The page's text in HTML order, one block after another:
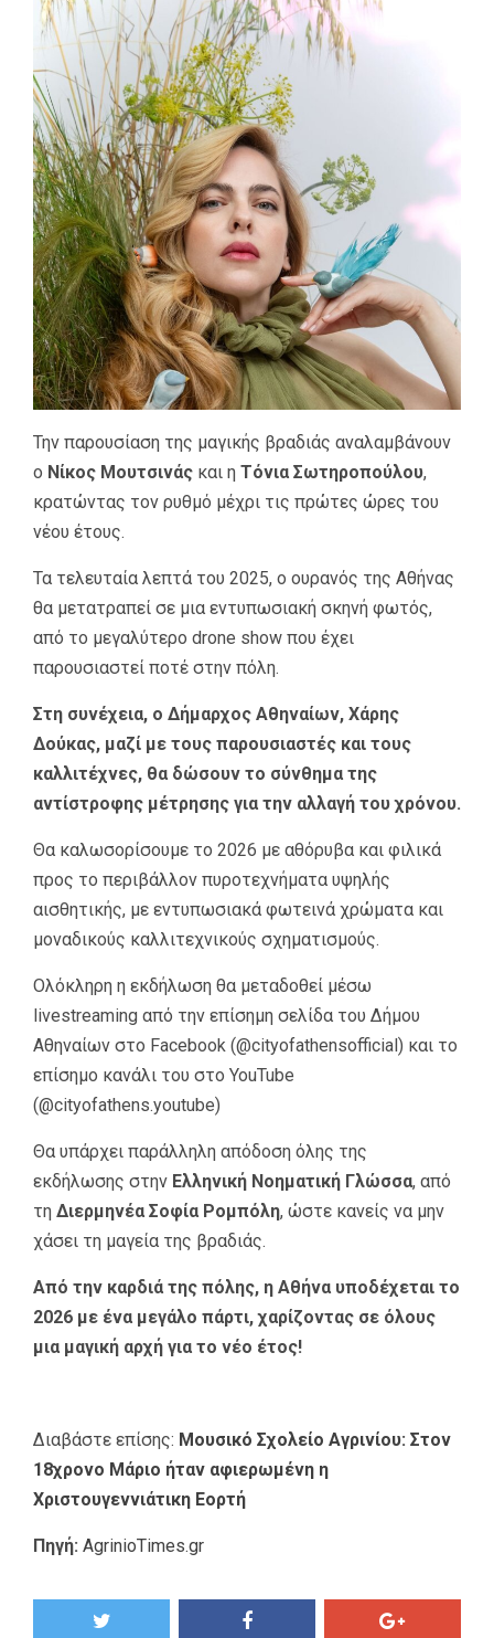
Την παρουσίαση της μαγικής βραδιάς αναλαμβάνουν
ο Νίκος Μουτσινάς και η Τόνια Σωτηροπούλου,
κρατώντας τον ρυθμό μέχρι τις πρώτες ώρες του
νέου έτους.
Τα τελευταία λεπτά του 2025, ο ουρανός της Αθήνας
θα μετατραπεί σε μια εντυπωσιακή σκηνή φωτός,
από το μεγαλύτερο drone show που έχει
παρουσιαστεί ποτέ στην πόλη.
Στη συνέχεια, ο Δήμαρχος Αθηναίων, Χάρης
Δούκας, μαζί με τους παρουσιαστές και τους
καλλιτέχνες, θα δώσουν το σύνθημα της
αντίστροφης μέτρησης για την αλλαγή του χρόνου.
Θα καλωσορίσουμε το 2026 με αθόρυβα και φιλικά
προς το περιβάλλον πυροτεχνήματα υψηλής
αισθητικής, με εντυπωσιακά φωτεινά χρώματα και
μοναδικούς καλλιτεχνικούς σχηματισμούς.
Ολόκληρη η εκδήλωση θα μεταδοθεί μέσω
livestreaming από την επίσημη σελίδα του Δήμου
Αθηναίων στο Facebook (@cityofathensofficial) και το
επίσημο κανάλι του στο YouTube
(@cityofathens.youtube)
Θα υπάρχει παράλληλη απόδοση όλης της
εκδήλωσης στην Ελληνική Νοηματική Γλώσσα, από
τη Διερμηνέα Σοφία Ρομπόλη, ώστε κανείς να μην
χάσει τη μαγεία της βραδιάς.
Από την καρδιά της πόλης, η Αθήνα υποδέχεται το
2026 με ένα μεγάλο πάρτι, χαρίζοντας σε όλους
μια μαγική αρχή για το νέο έτος!
Διαβάστε επίσης: Μουσικό Σχολείο Αγρινίου: Στον
18χρονο Μάριο ήταν αφιερωμένη η
Χριστουγεννιάτικη Εορτή
Πηγή: AgrinioTimes.gr